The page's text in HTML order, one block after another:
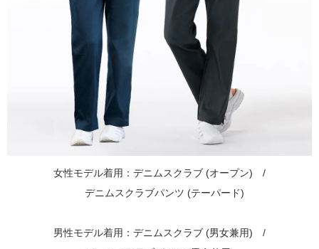
女性モデル着用： デニムスクラブ (オープン) /
デニムスクラブパンツ (テーパード)
男性モデル着用： デニムスクラブ (男女兼用) /